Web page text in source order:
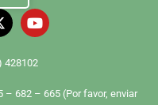
428102
– 682 – 665 (Por favor, enviar